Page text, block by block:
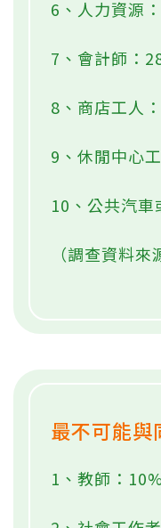
6、人力資源
7、會計師：
8、商店工人
9、休閒中心
10、公共汽
（調查資料來
最不可能與
1、教師：10%